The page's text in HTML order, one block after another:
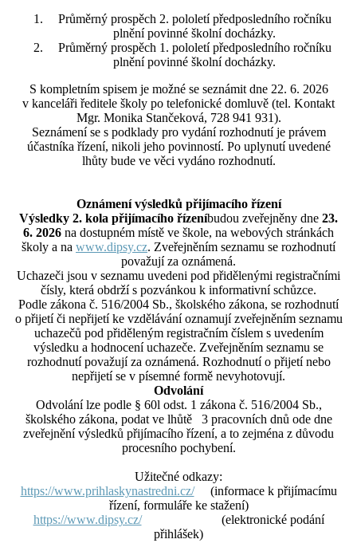
Průměrný prospěch 2. pololetí předposledního ročníku
plnění povinné školní docházky.
Průměrný prospěch 1. pololetí předposledního ročníku
plnění povinné školní docházky.
S kompletním spisem je možné se seznámit dne 22. 6. 2026
v kanceláři ředitele školy po telefonické domluvě (tel. Kontakt
Mgr. Monika Stančeková, 728 941 931).
Seznámení se s podklady pro vydání rozhodnutí je právem
účastníka řízení, nikoli jeho povinností. Po uplynutí uvedené
lhůty bude ve věci vydáno rozhodnutí.
Oznámení výsledků přijímacího řízení
Výsledky 2. kola přijímacího řízeníbudou zveřejněny dne 23.
6. 2026 na dostupném místě ve škole, na webových stránkách
školy a na www.dipsy.cz. Zveřejněním seznamu se rozhodnutí
považují za oznámená.
Uchazeči jsou v seznamu uvedeni pod přidělenými registračními
čísly, která obdrží s pozvánkou k informativní schůzce.
Podle zákona č. 516/2004 Sb., školského zákona, se rozhodnutí
o přijetí či nepřijetí ke vzdělávání oznamují zveřejněním seznamu
uchazečů pod přiděleným registračním číslem s uvedením
výsledku a hodnocení uchazeče. Zveřejněním seznamu se
rozhodnutí považují za oznámená. Rozhodnutí o přijetí nebo
nepřijetí se v písemné formě nevyhotovují.
Odvolání
Odvolání lze podle § 60l odst. 1 zákona č. 516/2004 Sb.,
školského zákona, podat ve lhůtě 3 pracovních dnů ode dne
zveřejnění výsledků přijímacího řízení, a to zejména z důvodu
procesního pochybení.
Užitečné odkazy:
https://www.prihlaskynastredni.cz/(informace k přijímacímu
řízení, formuláře ke stažení)
https://www.dipsy.cz/(elektronické podání
přihlášek)